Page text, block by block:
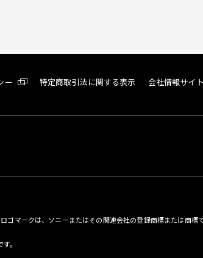
ー 特定商取引法に関する表示 会社情報サイト
ゴマークは、ソニーまたはその関連会社の登録商標または商標で
。